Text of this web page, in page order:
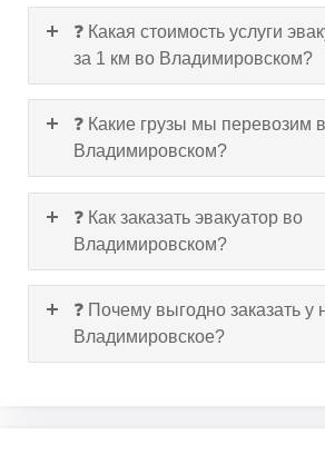
❓ Какая стоимость услуги
за 1 км во Владимировском?
❓ Какие грузы мы перевозим
Владимировском?
❓ Как заказать эвакуатор во
Владимировском?
❓ Почему выгодно заказать у
Владимировское?